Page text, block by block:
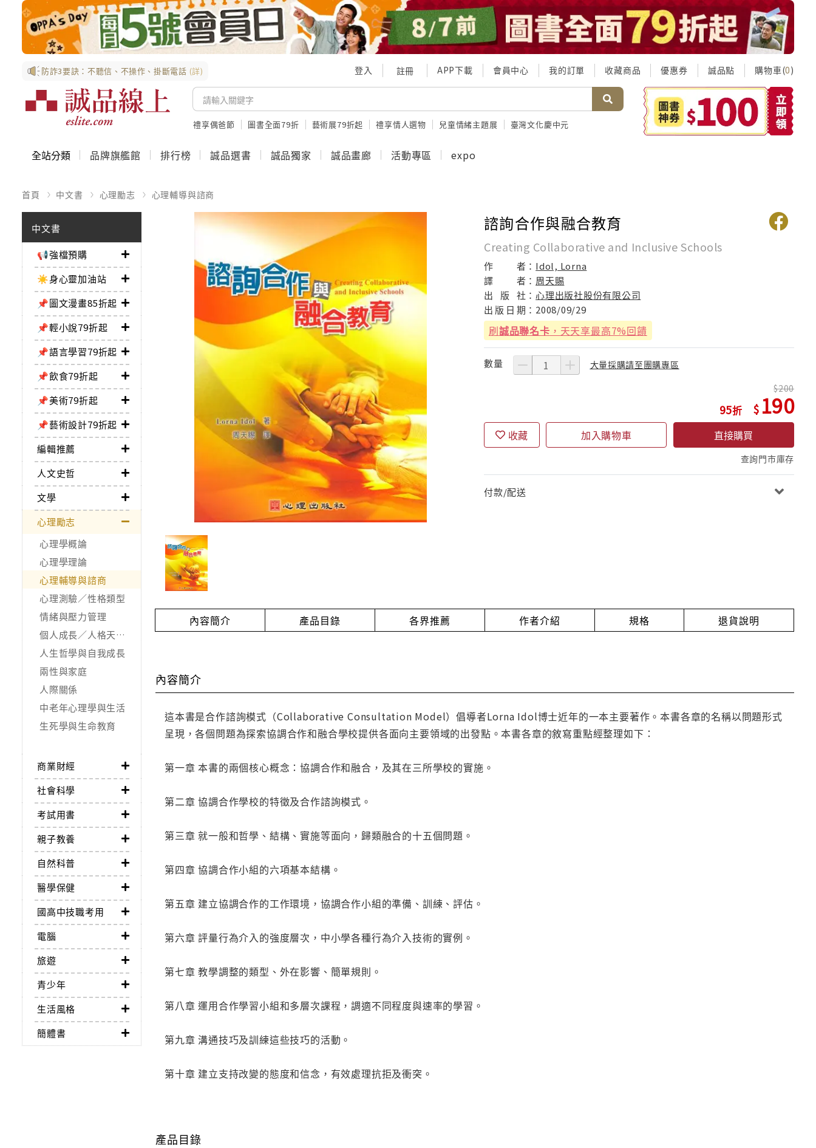
防詐3要訣：不聽信、不操作、掛斷電話 (詳) 登入 註冊 APP下載 會員中心 我的訂單 收藏商品 優惠券 誠品點 購物車(0)
禮享偶爸節 圖書全面79折 藝術展79折起 禮享情人選物 兒童情緒主題展 臺灣文化慶中元
全站分類 品牌旗艦館 排行榜 誠品選書 誠品獨家 誠品畫廊 活動專區 expo
首頁 中文書 心理勵志 心理輔導與諮商
中文書
📢強檔預購
☀️身心靈加油站
📌圖文漫畫85折起
📌輕小說79折起
📌語言學習79折起
📌飲食79折起
📌美術79折起
📌藝術設計79折起
編輯推薦
人文史哲
文學
心理勵志
心理學概論
心理學理論
心理輔導與諮商
心理測驗／性格類型
情緒與壓力管理
個人成長／人格天賦／潛能開發
人生哲學與自我成長
兩性與家庭
人際關係
中老年心理學與生活
生死學與生命教育
商業財經
社會科學
考試用書
親子教養
自然科普
醫學保健
國高中技職考用
電腦
旅遊
青少年
生活風格
簡體書
諮詢合作與融合教育
Creating Collaborative and Inclusive Schools
作 者： Idol, Lorna
譯
者： 周天賜
出
版 社：心理出版社股份有限公司
出 版 日 期： 2008/09/29
刷誠品聯名卡 ，天天享最高7%回饋
數量 大量採購請至團購專區
95
200
190
收藏 加入購物車 直接購買
查詢門市庫存
付款/配送
內容簡介 產品目錄 各界推薦 作者介紹 規格 退貨說明
內容簡介
這本書是合作諮詢模式（Collaborative Consultation Model）倡導者Lorna Idol博士近年的一本主要著作。本書各章的名稱以問題形式
呈現，各個問題為探索協調合作和融合學校提供各面向主要領域的出發點。本書各章的敘寫重點經整理如下：
第一章 本書的兩個核心概念：協調合作和融合，及其在三所學校的實施。
第二章 協調合作學校的特徵及合作諮詢模式。
第三章 就一般和哲學、結構、實施等面向，歸類融合的十五個問題。
第四章 協調合作小組的六項基本結構。
第五章 建立協調合作的工作環境，協調合作小組的準備、訓練、評估。
第六章 評量行為介入的強度層次，中小學各種行為介入技術的實例。
第七章 教學調整的類型、外在影響、簡單規則。
第八章 運用合作學習小組和多層次課程，調適不同程度與速率的學習。
第九章 溝通技巧及訓練這些技巧的活動。
第十章 建立支持改變的態度和信念，有效處理抗拒及衝突。
產品目錄